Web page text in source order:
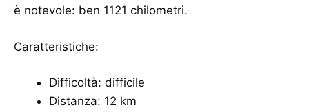
è notevole: ben 1121 chilometri.
Caratteristiche:
Difficoltà: difficile
Distanza: 12 km